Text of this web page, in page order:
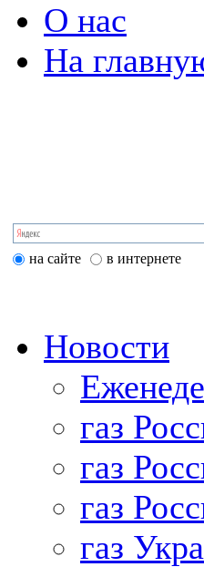
О нас
На
на сайте в интернете
Новости
газ
газ
газ
газ